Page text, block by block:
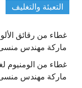
التعبئة والتغليف
غطاء من رقائق
ماركة مهندس منسى
غطاء من الومنيوم
ماركة مهندس منسى